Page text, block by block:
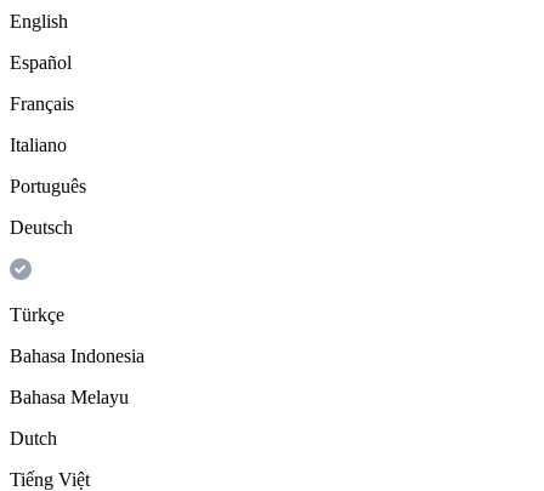
English
Español
Français
Italiano
Português
Deutsch
Türkçe
Bahasa Indonesia
Bahasa Melayu
Dutch
Tiếng Việt